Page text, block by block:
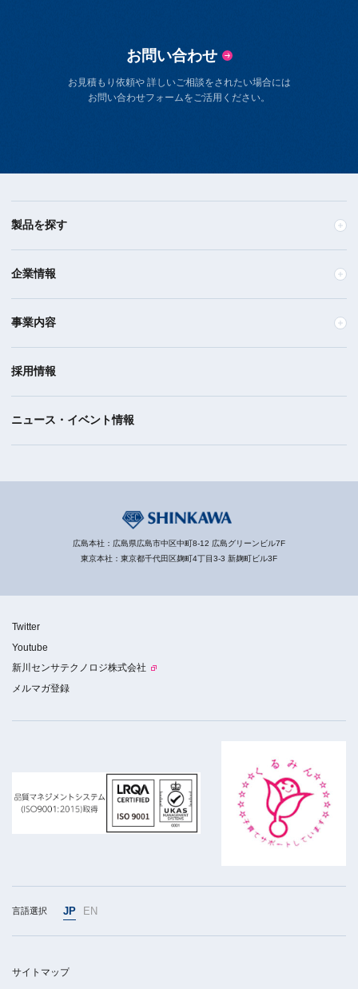
お問い合わせ
お見積もり依頼や 詳しいご相談をされたい場合には
お問い合わせフォームをご活用ください。
製品を探す
企業情報
事業内容
採用情報
ニュース・イベント情報
広島本社：広島県広島市中区中町8-12 広島グリーンビル7F
東京本社：東京都千代田区麹町4丁目3-3 新麹町ビル3F
Twitter
Youtube
新川センサテクノロジ株式会社
メルマガ登録
言語選択 JP EN
サイトマップ